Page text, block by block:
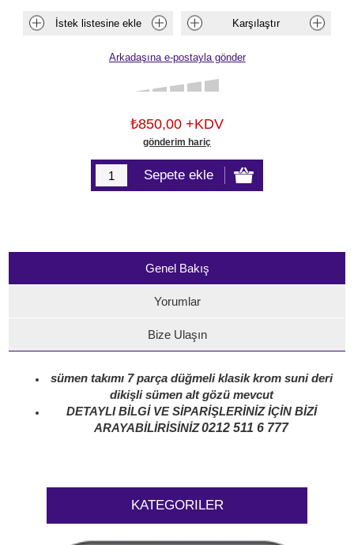
₺850,00 +KDV
gönderim hariç
Genel Bakış
Yorumlar
Bize Ulaşın
sümen takımı 7 parça düğmeli klasik krom suni deri
dikişli sümen alt gözü mevcut
DETAYLI BİLGİ VE SİPARİŞLERİNİZ İÇİN BİZİ
ARAYABİLİRİSİNİZ0212 511 6 777
KATEGORILER